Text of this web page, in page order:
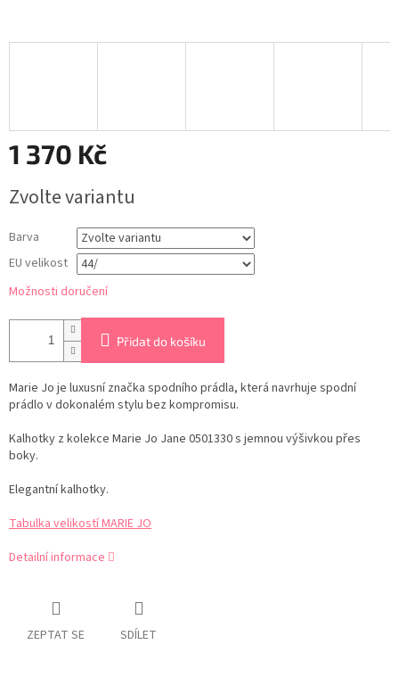
1 370 Kč
cena:
Zvolte variantu
Barva
EU velikost
Možnosti doručení
Přidat do košíku
Marie Jo je luxusní značka spodního prádla, která navrhuje spodní
prádlo v dokonalém stylu bez kompromisu.
Kalhotky z kolekce Marie Jo Jane 0501330 s jemnou výšivkou přes
boky.
Elegantní kalhotky.
Tabulka velikostí MARIE JO
Detailní informace
ZEPTAT SE SDÍLET